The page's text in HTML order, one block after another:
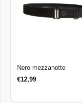
Nero mezzanotte
€12,99